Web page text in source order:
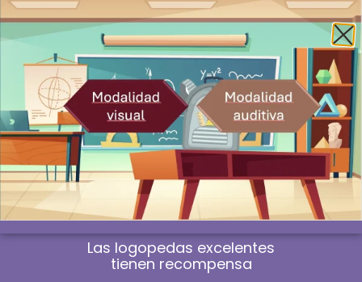
Envío gratis a la península a partir de 60€
¿Profesional? Compra sin IVA
WhatsApp
0
Material de logopedia
manipulativo
Las sesiones que marcan la diferencia
no se improvisan. Se eligen.
Las logopedas excelentes
tienen recompensa